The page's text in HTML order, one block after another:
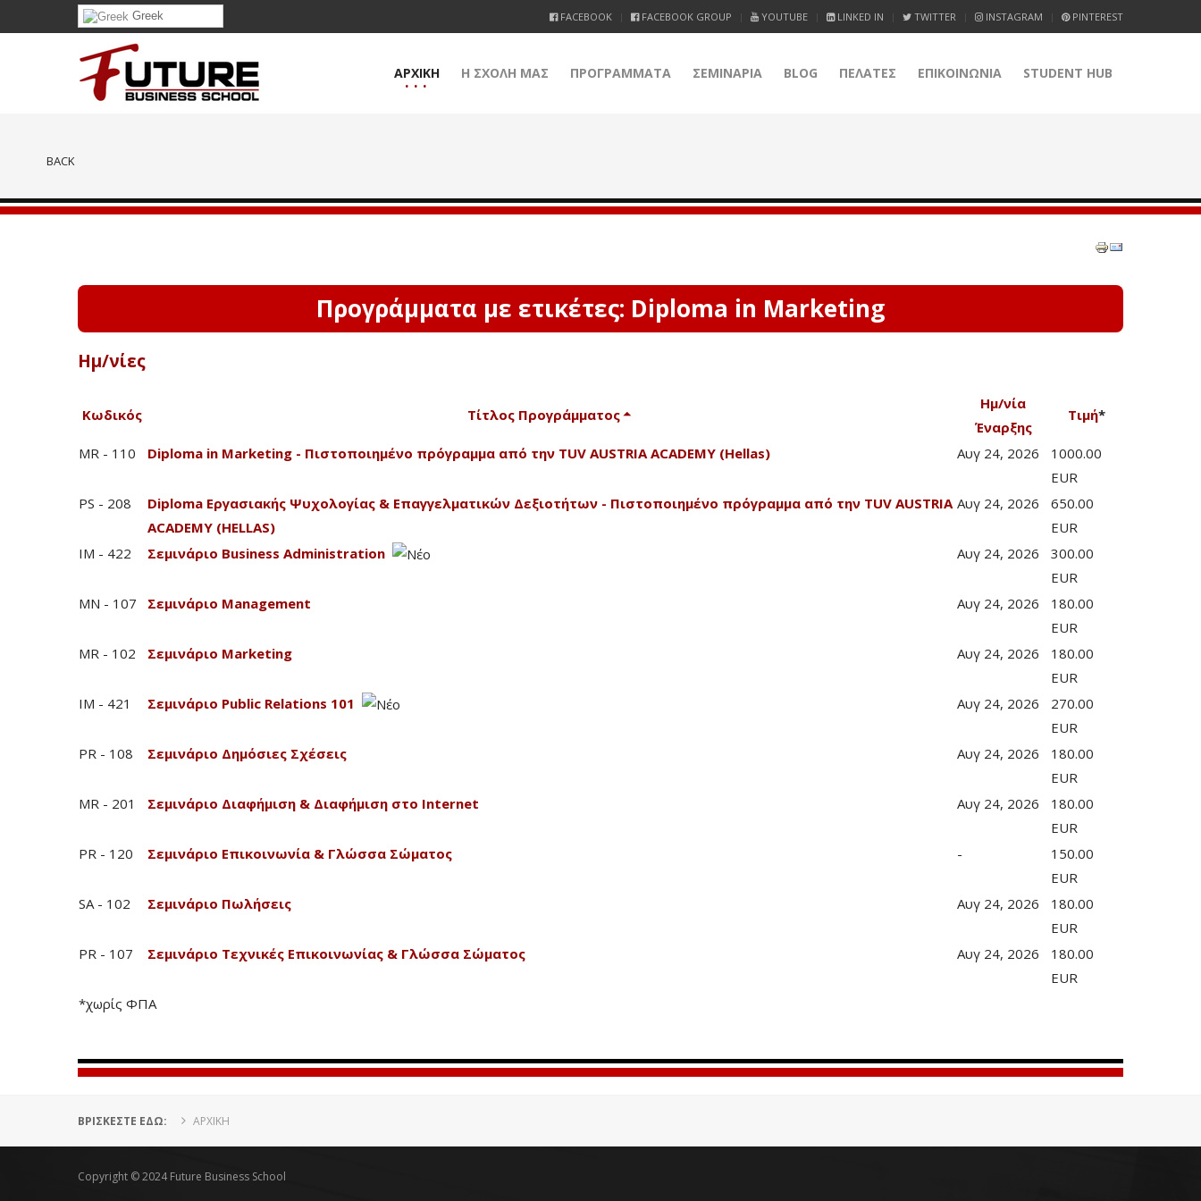
Greek FACEBOOK FACEBOOK GROUP YOUTUBE LINKED IN TWITTER INSTAGRAM PINTEREST
ΑΡΧΙΚΗ Η ΣΧΟΛΗ ΜΑΣ ΠΡΟΓΡΑΜΜΑΤΑ ΣΕΜΙΝΑΡΙΑ BLOG ΠΕΛΑΤΕΣ ΕΠΙΚΟΙΝΩΝΙΑ STUDENT HUB
BACK
Προγράμματα με ετικέτες: Diploma in Marketing
Ημ/νίες
Κωδικός Τίτλος Προγράμματος
Ημ/νία
Έναρξης
Τιμή*
MR - 110 Diploma in Marketing - Πιστοποιημένο πρόγραμμα από την TUV AUSTRIA ACADEMY (Hellas) Αυγ 24, 2026
1000.00
EUR
PS - 208
Diploma Εργασιακής Ψυχολογίας & Επαγγελματικών Δεξιοτήτων - Πιστοποιημένο πρόγραμμα από την TUV AUSTRIA
ACADEMY (HELLAS)
Αυγ 24, 2026
650.00
EUR
IM - 422
Σεμινάριο Business Administration Αυγ 24, 2026
300.00
EUR
MN - 107
Σεμινάριο Management Αυγ 24, 2026
180.00
EUR
MR - 102
Σεμινάριο Marketing Αυγ 24, 2026
180.00
EUR
IM - 421
Σεμινάριο Public Relations 101 Αυγ 24, 2026
270.00
EUR
PR - 108
Σεμινάριο Δημόσιες Σχέσεις Αυγ 24, 2026
180.00
EUR
MR - 201
Σεμινάριο Διαφήμιση & Διαφήμιση στο Internet Αυγ 24, 2026
180.00
EUR
PR - 120
Σεμινάριο Επικοινωνία & Γλώσσα Σώματος -
150.00
EUR
SA - 102
Σεμινάριο Πωλήσεις Αυγ 24, 2026
180.00
EUR
PR - 107
Σεμινάριο Τεχνικές Επικοινωνίας & Γλώσσα Σώματος Αυγ 24, 2026
180.00
EUR
*χωρίς ΦΠΑ
ΒΡΊΣΚΕΣΤΕ ΕΔΏ: ΑΡΧΙΚΗ
Copyright © 2024 Future Business School